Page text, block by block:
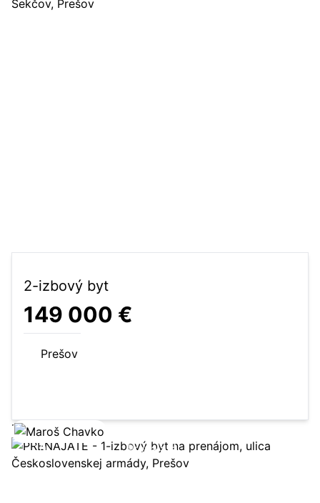
2-izbový byt
149 000 €
Prešov
Zobraziť ponuku
10
Prenajaté